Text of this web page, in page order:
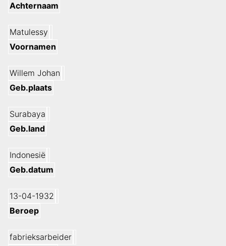
Achternaam
Matulessy
Voornamen
Willem Johan
Geb.plaats
Surabaya
Geb.land
Indonesië
Geb.datum
13-04-1932
Beroep
fabrieksarbeider